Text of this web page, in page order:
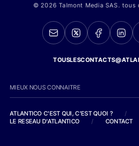
© 2026 Talmont Media SAS. tous
MIEUX NOUS CONNAITRE
ATLANTICO C'EST QUI, C'EST QUOI ?
/
LE RESEAU D'ATLANTICO
/ CONTACT